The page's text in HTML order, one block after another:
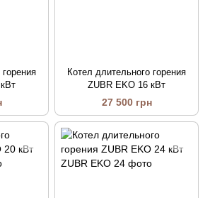
Котел длительного горения
ZUBR EKO 16 кВт
27 500 грн